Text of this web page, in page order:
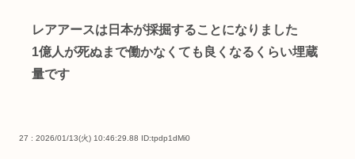
レアアースは日本が採掘することになりました
1億人が死ぬまで働かなくても良くなるくらい埋蔵
量です
27 : 2026/01/13(火) 10:46:29.88 ID:tpdp1dMi0